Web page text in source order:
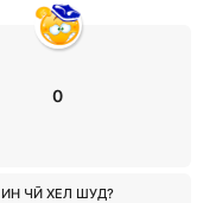
0
ИН ЧӢ ХЕЛ ШУД?